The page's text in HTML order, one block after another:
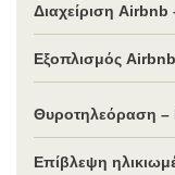
Διαχείριση Airbnb
Εξοπλισμός
Θυροτηλεόραση –
Επίβλεψη